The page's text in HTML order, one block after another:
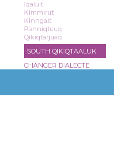
Iqaluit
Kimmirut
Kinngait
Panniqtuuq
Qikiqtarjuaq
SOUTH QIKIQTAALUK
CHANGER DIALECTE